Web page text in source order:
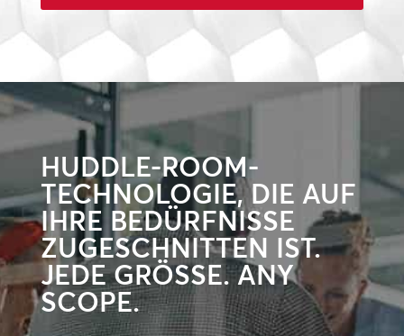
HUDDLE-ROOM-
TECHNOLOGIE, DIE AUF
IHRE BEDÜRFNISSE
ZUGESCHNITTEN IST.
JEDE GRÖSSE. ANY
SCOPE.